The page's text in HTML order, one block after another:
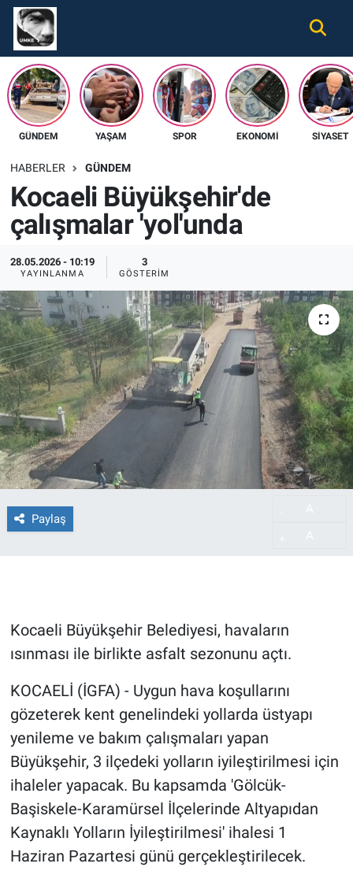
GÜNDEM YAŞAM SPOR EKONOMI SIYASET
HABERLER GÜNDEM
Kocaeli Büyükşehir'de
çalışmalar 'yol'unda
28.05.2026 - 10:19
YAYINLANMA
3
GÖSTERIM
Paylaş
Kocaeli Büyükşehir Belediyesi, havaların
ısınması ile birlikte asfalt sezonunu açtı.
KOCAELİ (İGFA) - Uygun hava koşullarını
gözeterek kent genelindeki yollarda üstyapı
yenileme ve bakım çalışmaları yapan
Büyükşehir, 3 ilçedeki yolların iyileştirilmesi için
ihaleler yapacak. Bu kapsamda 'Gölcük-
Başiskele-Karamürsel İlçelerinde Altyapıdan
Kaynaklı Yolların İyileştirilmesi' ihalesi 1
Haziran Pazartesi günü gerçekleştirilecek.
Gündem
Ekonomi
Spor
Tüm Haberler
İletişim
Künye
Nöbetçi Eczaneler
Hava Durumu
Namaz Vakitleri
Süper Lig Puan Durumu ve Fikstür
Tüm Manşetler
Son Dakika Haberleri
Haber Arşivi